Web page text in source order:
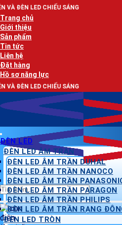
Bỏ
qua
nội
dung
SÁNG
Trang chủ
Giới thiệu
Sản phẩm
Tin tức
Liên hệ
Đặt hàng
Hồ sơ năng lực
SÁNG
Tìm
kiếm:
ĐÈN LED
ĐÈN LED ÂM TRẦN
ĐÈN LED ÂM TRẦN DUHAL
ĐÈN LED ÂM TRẦN NANOCO
ĐÈN LED ÂM TRẦN
ĐÈN LED ÂM TRẦN PARAGON
ĐÈN LED ÂM TRẦN PHILIPS
ĐÈN LED ÂM TRẦN RẠNG
ĐÈN LED TRÒN